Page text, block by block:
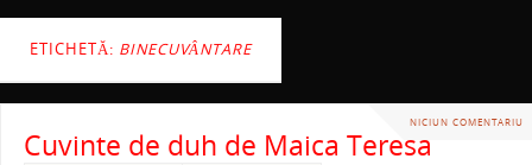
ETICHETĂ: BINECUVÂNTARE
NICIUN COMENTARIU
Cuvinte de duh de Maica Teresa